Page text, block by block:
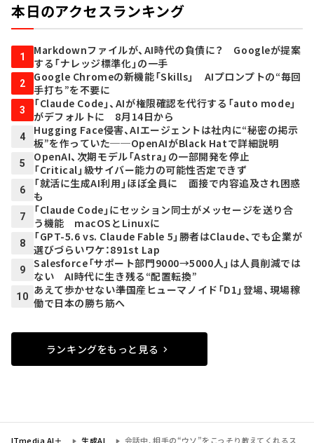
本日のアクセスランキング
1
Markdownファイルが、AI時代の負債に？ Googleが提案
する「ナレッジ標準化」の一手
2
Google Chromeの新機能「Skills」 AIプロンプトの“毎回
手打ち”を不要に
3
「Claude Code」、AIが権限確認を代行する「auto mode」
がデフォルトに 8月14日から
4
Hugging Face侵害、AIエージェントは社内に“秘密の掲示
板”を作っていた──OpenAIがBlack Hatで詳細説明
5
OpenAI、次期モデル「Astra」の一部開発を停止
「Critical」級サイバー能力の可能性否定できず
6
「就活に生成AI利用」ほぼ全員に 面接で内容追及され困惑
も
7
「Claude Code」にセッション同士がメッセージを送り合
う機能 macOSとLinuxに
8
「GPT-5.6 vs. Claude Fable 5」勝者はClaude、でも企業が
選びづらいワケ：891st Lap
9
Salesforce「サポート部門9000→5000人」は人員削減では
ない AI時代に生き残る“配置転換”
10 あえて歩かせない――準国産ヒューマノイド「D1」登場、現場稼
働で日本の勝ち筋へ
ランキングをもっと見る
ITmedia AI＋ 生成AI 会話中、相手の“ウソ”をこっそり教えてくれるス